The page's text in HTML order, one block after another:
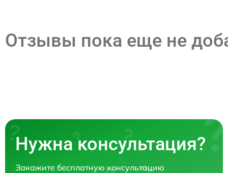
Отзывы пока еще не
Нужна консультация?
Закажите бесплатную консультацию